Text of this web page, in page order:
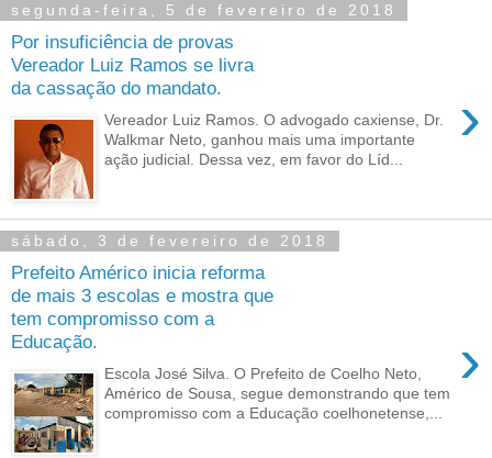
segunda-feira, 5 de fevereiro de 2018
Por insuficiência de provas
Vereador Luiz Ramos se livra
da cassação do mandato.
›
Vereador Luiz Ramos. O advogado caxiense, Dr.
Walkmar Neto, ganhou mais uma importante
ação judicial. Dessa vez, em favor do Líd...
sábado, 3 de fevereiro de 2018
Prefeito Américo inicia reforma
de mais 3 escolas e mostra que
tem compromisso com a
Educação.
›
Escola José Silva. O Prefeito de Coelho Neto,
Américo de Sousa, segue demonstrando que tem
compromisso com a Educação coelhonetense,...